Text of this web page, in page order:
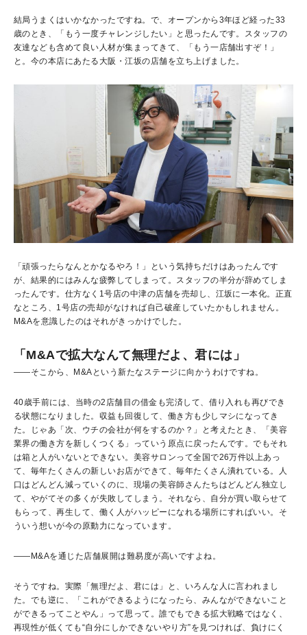
結局うまくはいかなかったですね。で、オープンから3年ほど経った33
歳のとき、「もう一度チャレンジしたい」と思ったんです。スタッフの
友達なども含めて良い人材が集まってきて、「もう一店舗出すぞ！」
と。今の本店にあたる大阪・江坂の店舗を立ち上げました。
「頑張ったらなんとかなるやろ！」という気持ちだけはあったんです
が、結果的にはみんな疲弊してしまって。スタッフの半分が辞めてしま
ったんです。仕方なく1号店の中津の店舗を売却し、江坂に一本化。正直
なところ、1号店の売却がなければ自己破産していたかもしれません。
M&Aを意識したのはそれがきっかけでした。
「M&Aで拡大なんて無理だよ、君には」
――そこから、M&Aという新たなステージに向かうわけですね。
40歳手前には、当時の2店舗目の借金も完済して、借り入れも再びでき
る状態になりました。収益も回復して、働き方も少しマシになってき
た。じゃあ「次、ウチの会社が何をするのか？」と考えたとき、「美容
業界の働き方を新しくつくる」っていう原点に戻ったんです。でもそれ
は箱と人がいないとできない。美容サロンって全国で26万件以上あっ
て、毎年たくさんの新しいお店ができて、毎年たくさん潰れている。人
口はどんどん減っていくのに、現場の美容師さんたちはどんどん独立し
て、やがてその多くが失敗してしまう。それなら、自分が買い取らせて
もらって、再生して、働く人がハッピーになれる場所にすればいい。そ
ういう想いが今の原動力になっています。
――M&Aを通じた店舗展開は難易度が高いですよね。
そうですね。実際「無理だよ、君には」と、いろんな人に言われまし
た。でも逆に、「これができるようになったら、みんなができないこと
ができるってことやん」って思って。誰でもできる拡大戦略ではなく、
再現性が低くても“自分にしかできないやり方”を見つければ、負けにく